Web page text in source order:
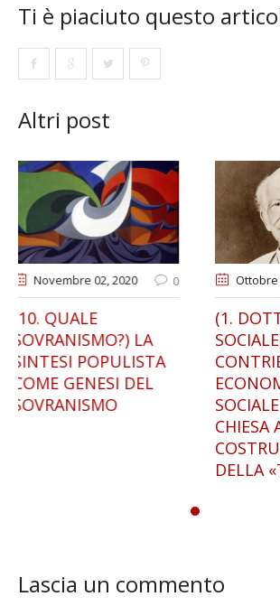
Ti è piaciuto questo
Altri post
Ottobre 30, 2020
(1. DOTTRINA
SOCIALE) IL
CONTRIBUTO
ECONOMICO
SOCIALE DELLA
IL
NITTI.
Lascia un commento